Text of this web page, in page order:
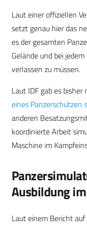
Laut einer offiziellen
setzt genau hier das
es der gesamten
Gelände und bei
verlassen zu müssen.
Laut IDF gab es bisher
eines Panzerschützen
anderen
koordinierte Arbeit
Maschine im
Ausbildung
Laut einem Bericht